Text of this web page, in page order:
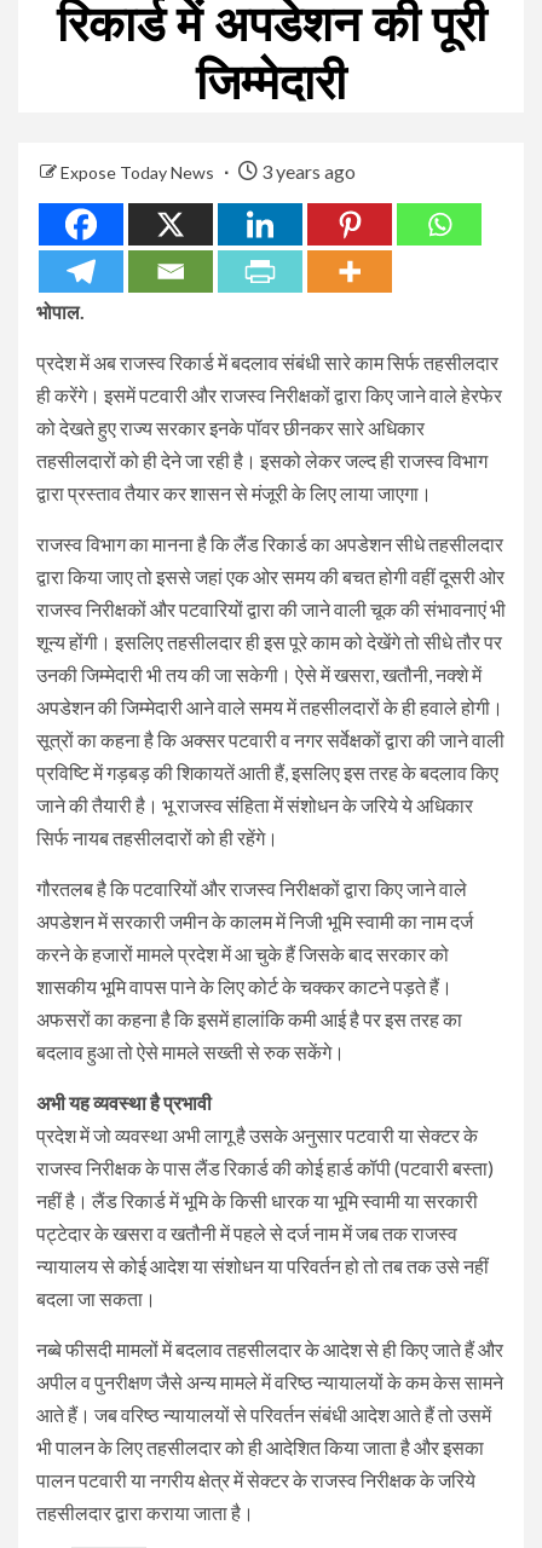
रिकार्ड में अपडेशन की पूरी
जिम्मेदारी
Expose Today News 3 years ago
भोपाल.
प्रदेश में अब राजस्व रिकार्ड में बदलाव संबंधी सारे काम सिर्फ तहसीलदार
ही करेंगे। इसमें पटवारी और राजस्व निरीक्षकों द्वारा किए जाने वाले हेरफेर
को देखते हुए राज्य सरकार इनके पॉवर छीनकर सारे अधिकार
तहसीलदारों को ही देने जा रही है। इसको लेकर जल्द ही राजस्व विभाग
द्वारा प्रस्ताव तैयार कर शासन से मंजूरी के लिए लाया जाएगा।
राजस्व विभाग का मानना है कि लैंड रिकार्ड का अपडेशन सीधे तहसीलदार
द्वारा किया जाए तो इससे जहां एक ओर समय की बचत होगी वहीं दूसरी ओर
राजस्व निरीक्षकों और पटवारियों द्वारा की जाने वाली चूक की संभावनाएं भी
शून्य होंगी। इसलिए तहसीलदार ही इस पूरे काम को देखेंगे तो सीधे तौर पर
उनकी जिम्मेदारी भी तय की जा सकेगी। ऐसे में खसरा, खतौनी, नक्शे में
अपडेशन की जिम्मेदारी आने वाले समय में तहसीलदारों के ही हवाले होगी।
सूत्रों का कहना है कि अक्सर पटवारी व नगर सर्वेक्षकों द्वारा की जाने वाली
प्रविष्टि में गड़बड़ की शिकायतें आती हैं, इसलिए इस तरह के बदलाव किए
जाने की तैयारी है। भू राजस्व संंहिता में संशोधन के जरिये ये अधिकार
सिर्फ नायब तहसीलदारों को ही रहेंगे।
गौरतलब है कि पटवारियों और राजस्व निरीक्षकों द्वारा किए जाने वाले
अपडेशन में सरकारी जमीन के कालम में निजी भूमि स्वामी का नाम दर्ज
करने के हजारों मामले प्रदेश में आ चुके हैं जिसके बाद सरकार को
शासकीय भूमि वापस पाने के लिए कोर्ट के चक्कर काटने पड़ते हैं।
अफसरों का कहना है कि इसमें हालांकि कमी आई है पर इस तरह का
बदलाव हुआ तो ऐसे मामले सख्ती से रुक सकेंगे।
अभी यह व्यवस्था है प्रभावी
प्रदेश में जो व्यवस्था अभी लागू है उसके अनुसार पटवारी या सेक्टर के
राजस्व निरीक्षक के पास लैंड रिकार्ड की कोई हार्ड कॉपी (पटवारी बस्ता)
नहीं है। लैंड रिकार्ड में भूमि के किसी धारक या भूमि स्वामी या सरकारी
पट्टेदार के खसरा व खतौनी में पहले से दर्ज नाम में जब तक राजस्व
न्यायालय से कोई आदेश या संशोधन या परिवर्तन हो तो तब तक उसे नहीं
बदला जा सकता।
नब्बे फीसदी मामलों में बदलाव तहसीलदार के आदेश से ही किए जाते हैं और
अपील व पुनरीक्षण जैसे अन्य मामले में वरिष्ठ न्यायालयों के कम केस सामने
आते हैं। जब वरिष्ठ न्यायालयों से परिवर्तन संबंधी आदेश आते हैं तो उसमें
भी पालन के लिए तहसीलदार को ही आदेशित किया जाता है और इसका
पालन पटवारी या नगरीय क्षेत्र में सेक्टर के राजस्व निरीक्षक के जरिये
तहसीलदार द्वारा कराया जाता है।